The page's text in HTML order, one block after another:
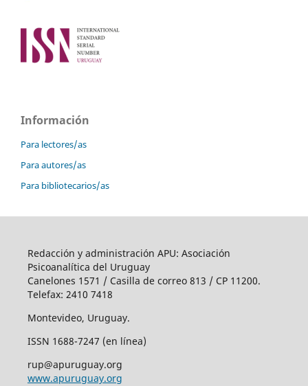
Información
Para lectores/as
Para autores/as
Para bibliotecarios/as
Redacción y administración APU: Asociación
Psicoanalítica del Uruguay
Canelones 1571 / Casilla de correo 813 / CP 11200.
Telefax: 2410 7418
Montevideo, Uruguay.
ISSN 1688-7247 (en línea)
rup@apuruguay.org
www.apuruguay.org